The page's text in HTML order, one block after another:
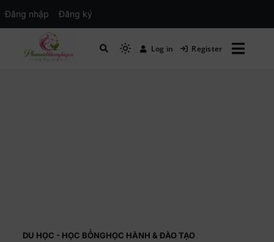
Mạng xã hội Kinh tế – Giáo dục – Hướng
Log in Register
DU HỌC - HỌC BỔNGHỌC HÀNH & ĐÀO TẠO
Đăng nhập Đăng ký